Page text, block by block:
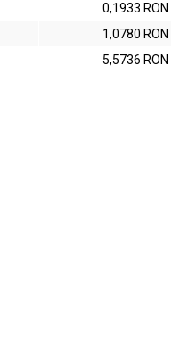
0,1933 RON
1,0780 RON
5,5736 RON